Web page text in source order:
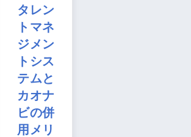
タレン
トマネ
ジメン
トシス
テムと
カオナ
ビの併
用メリ